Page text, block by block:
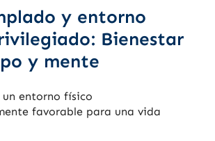
y entorno
Bienestar
y mente
entorno físico
favorable para una vida